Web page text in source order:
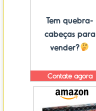
Tem quebra-
cabeças para
vender?
Contate agora